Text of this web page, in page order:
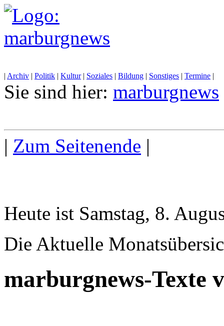
| Archiv | Politik | Kultur| Soziales | Bildung | Sonstiges | Termine |
Sie sind hier: marburgnews
| Zum Seitenende |
Heute ist Samstag, 8.
Die Aktuelle
marburgnews-Texte